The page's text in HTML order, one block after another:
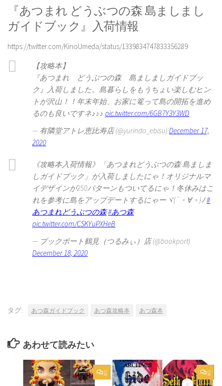
『あつまれ どうぶつの森 島ましまし
ガイドブック』入荷情報
https://twitter.com/KinoUmeda/status/1339834747833356289
【攻略本】
『あつまれ どうぶつの森 島ましましガイドブッ
ク』入荷しました。島暮らしをもうちょい楽しむヒン
トが沢山！！年末年始、お家に篭って島の開拓を進め
るのも良いですネ♪♪♪ pic.twitter.com/6GB7Y3Y3WD
— 有隣堂アトレ恵比寿店 (@yurindo_ebisu) December 17,
2020
《攻略本入荷情報》「あつまれどうぶつの森 島ましま
しガイドブック」が入荷しましたにゃ！オリジナルマ
イデザインが250パターンもついてるにゃ！冬休みはこ
れを参考に島をアップデートするにゃーヾ(´・∀・)ﾉ#
あつまれどうぶつの森#あつ森
pic.twitter.com/CSKYuPXHeB
— ブックポート鶴見（つるみぃ）店 (@bookport)
December 18, 2020
タグ: あつ森ガイドブック あつ森攻略本 あつ森本
あわせて読みたい
0 0